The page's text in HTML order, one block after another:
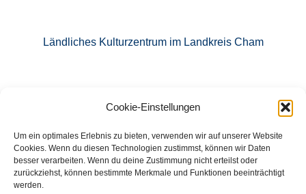
Cookie-Einstellungen
Um ein optimales Erlebnis zu bieten, verwenden wir auf unserer Website
Cookies. Wenn du diesen Technologien zustimmst, können wir Daten
besser verarbeiten. Wenn du deine Zustimmung nicht erteilst oder
zurückziehst, können bestimmte Merkmale und Funktionen beeinträchtigt
werden.
Ländliches Kulturzentrum im Landkreis Cham
E-Mail: info@klostermuehle-altenmarkt.de
Tel.: 09971 760871